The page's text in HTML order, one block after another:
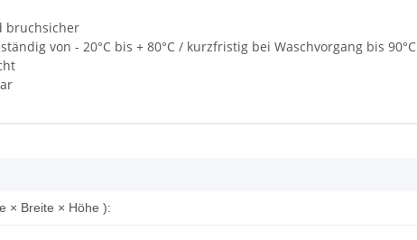
bruchsicher
von - 20°C bis + 80°C / kurzfristig bei Waschvorgang bis 90°C
× Breite × Höhe ):